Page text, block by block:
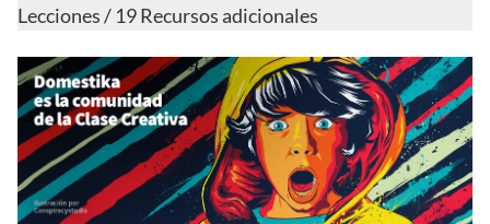
Lecciones / 19 Recursos adicionales